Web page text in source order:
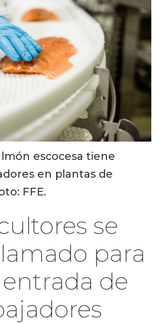
escocesa tiene
en plantas de
FFE.
se
para
de